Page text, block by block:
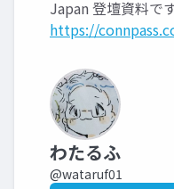
Japan 登壇資料で
https://
わたるふ
@wataruf01